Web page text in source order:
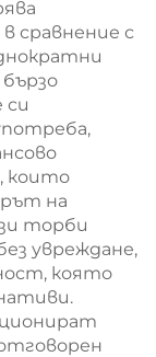
на птици и
цветя
сравнение с
си
които
на
торби
увреждане,
която